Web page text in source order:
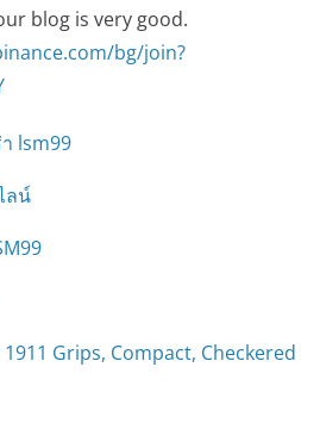
blog is very good.
bg/join?
lsm99
ลน์
Grips, Compact, Checkered